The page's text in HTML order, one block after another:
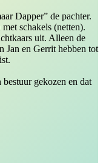
Dapper” de pachter.
schakels (netten).
uit. Alleen de
Jan en Gerrit hebben tot
gekozen en dat